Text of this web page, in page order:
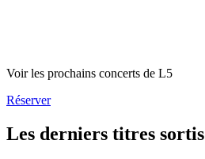
Voir les prochains concerts de L5
Réserver
Les derniers titres sortis